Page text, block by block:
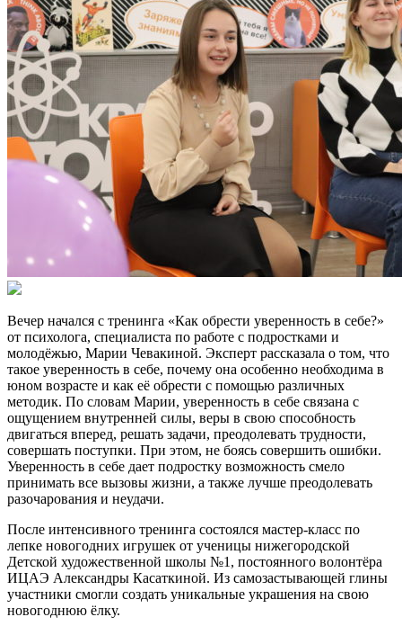
Вечер начался с тренинга «Как обрести уверенность в себе?»
от психолога, специалиста по работе с подростками и
молодёжью, Марии Чевакиной. Эксперт рассказала о том, что
такое уверенность в себе, почему она особенно необходима в
юном возрасте и как её обрести с помощью различных
методик. По словам Марии, уверенность в себе связана с
ощущением внутренней силы, веры в свою способность
двигаться вперед, решать задачи, преодолевать трудности,
совершать поступки. При этом, не боясь совершить ошибки.
Уверенность в себе дает подростку возможность смело
принимать все вызовы жизни, а также лучше преодолевать
разочарования и неудачи.
После интенсивного тренинга состоялся мастер-класс по
лепке новогодних игрушек от ученицы нижегородской
Детской художественной школы №1, постоянного волонтёра
ИЦАЭ Александры Касаткиной. Из самозастывающей глины
участники смогли создать уникальные украшения на свою
новогоднюю ёлку.